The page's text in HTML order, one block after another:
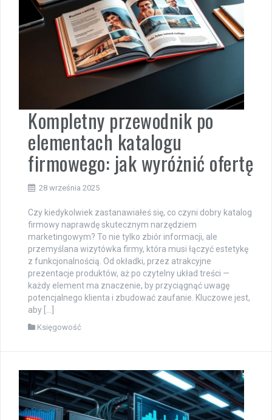
Kompletny przewodnik po
elementach katalogu
firmowego: jak wyróżnić ofertę
28 września 2025
Czy kiedykolwiek zastanawiałeś się, co czyni dobry katalog
firmowy naprawdę skutecznym narzędziem
marketingowym? To nie tylko zbiór informacji, ale
przemyślana wizytówka firmy, która musi łączyć estetykę
z funkcjonalnością. Od okładki, przez atrakcyjne
prezentacje produktów, aż po czytelny układ treści —
każdy element ma znaczenie, by przyciągnąć uwagę
potencjalnego klienta i zbudować zaufanie. Kluczowe jest,
aby […]
Księgowość